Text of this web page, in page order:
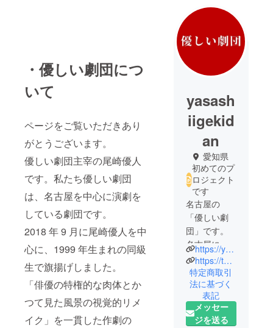
・優しい劇団につ
いて
ページをご覧いただきあり
がとうございます。
優しい劇団主宰の尾崎優人
です。私たち優しい劇団
は、名古屋を中心に演劇を
している劇団です。
2018 年 9 月に尾崎優人を中
心に、1999 年生まれの同級
生で旗揚げしました。
「俳優の特権的な肉体とか
つて見た風景の視覚的リメ
イク」を一貫した作劇の
yasash
iigekid
an
愛知県
初めてのプ
ロジェクト
です
名古屋の
「優しい劇
団」です。
名古屋に小
劇場ムーブ
メントを。
https://yasashiigekidan.wixsite.com/official
https://twitter.com/yasashiigekidan?t=dYK5ore0ksE64gdkg_ClWg&s=09
特定商取引
法に基づく
表記
メッセー
ジを送る